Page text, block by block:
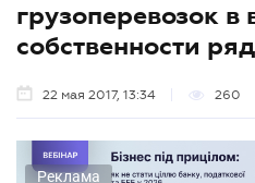
грузоперевозок в
собственности
22 мая 2017, 13:34 260
Реклама